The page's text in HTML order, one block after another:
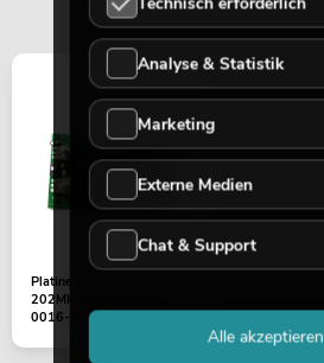
Platine (Master) TRM-
202MK3 2-Kanal (049-
0016-00101REVB)
Analyse & Statistik
Marketing
Externe Medien
Chat & Support
Alle akzeptieren